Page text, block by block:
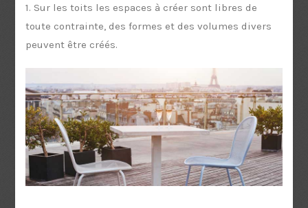
1. Sur les toits les espaces à créer sont libres de
toute contrainte, des formes et des volumes divers
peuvent être créés.